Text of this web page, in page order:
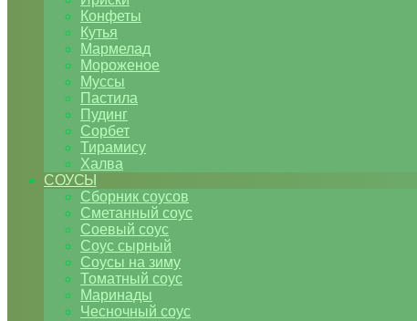
Конфеты
Кутья
Мармелад
Мороженое
Муссы
Пастила
Пудинг
Сорбет
Тирамису
Халва
СОУСЫ
Сборник соусов
Сметанный соус
Соевый соус
Соус сырный
Соусы на зиму
Томатный соус
Маринады
Чесночный соус